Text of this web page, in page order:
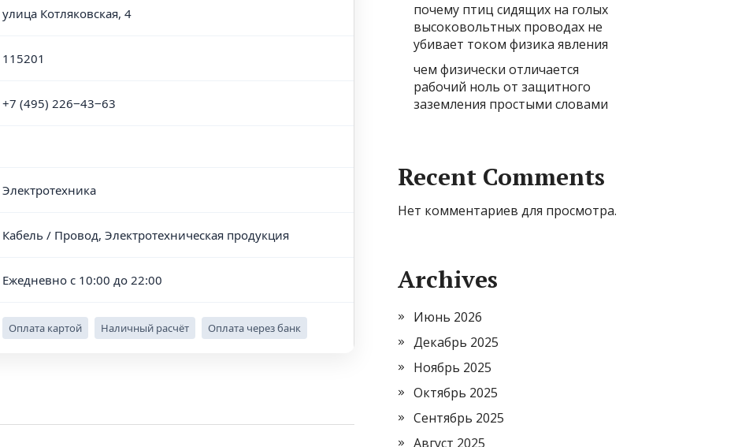
улица Котляковская, 4
115201
+7 (495) 226‒43‒63
Электротехника
Кабель / Провод, Электротехническая продукция
Ежедневно с 10:00 до 22:00
Оплата картой Наличный расчёт Оплата через банк
почему птиц сидящих на голых
высоковольтных проводах не
убивает током физика явления
чем физически отличается
рабочий ноль от защитного
заземления простыми словами
Recent Comments
Нет комментариев для просмотра.
Archives
Июнь 2026
Декабрь 2025
Ноябрь 2025
Октябрь 2025
Сентябрь 2025
Август 2025